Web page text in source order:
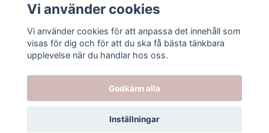
Bolagsinfo
Köpvillkor
Vi använder cookies
Vi använder cookies för att anpassa det innehåll som
visas för dig och för att du ska få bästa tänkbara
upplevelse när du handlar hos oss.
Godkänn alla
Inställningar